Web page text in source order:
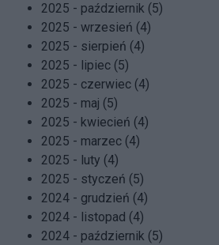
2025 - październik (5)
2025 - wrzesień (4)
2025 - sierpień (4)
2025 - lipiec (5)
2025 - czerwiec (4)
2025 - maj (5)
2025 - kwiecień (4)
2025 - marzec (4)
2025 - luty (4)
2025 - styczeń (5)
2024 - grudzień (4)
2024 - listopad (4)
2024 - październik (5)